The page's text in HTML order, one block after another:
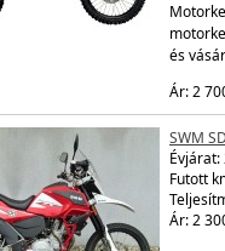
és
Ár: 2
SWM
Évjárat:
Futott
Ár: 2